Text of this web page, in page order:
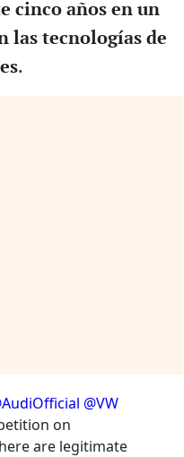
cinco años en un
las tecnologías de
.
@VW
on
are legitimate